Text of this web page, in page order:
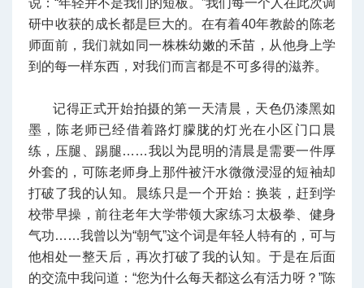
研中收获的成长都是巨大的。在有着40年教龄的陈老
师面前，我们就如同一株株幼嫩的禾苗，从他身上学
到的每一样东西，对我们而言都是不可多得的滋养。
记得正式开始拍摄的第一天清晨，天色仍漆黑如
墨，陈老师已经借着路灯朦胧的灯光在小区门口晨
练，压腿、踢腿……我以为昆明的清晨是需要一件厚
外套的，可陈老师身上那件被汗水微微浸湿的短袖却
打破了我的认知。晨练只是一个开始：换装，赶到学
校带早操，前往老年大学带领大家练习太极拳、健身
气功……我曾以为“朝气”这个词是年轻人特有的，可与
他相处一整天后，再次打破了我的认知。于是在后面
的交流中我问道：“您为什么每天都这么有活力呀？”陈